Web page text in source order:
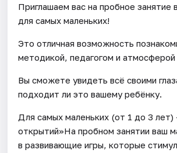
Приглашаем вас на пробное занятие
для самых маленьких!
Это отличная возможность
методикой, педагогом и атмосферой
Вы сможете увидеть всё своими
подходит ли это вашему ребёнку.
Для самых маленьких (от 1 до 3
открытий»На пробном занятии ваш
в развивающие игры, которые